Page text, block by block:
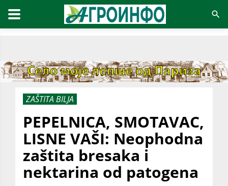
ZAŠTITA BILJA
PEPELNICA, SMOTAVAC,
LISNE VAŠI: Neophodna
zaštita bresaka i
nektarina od patogena